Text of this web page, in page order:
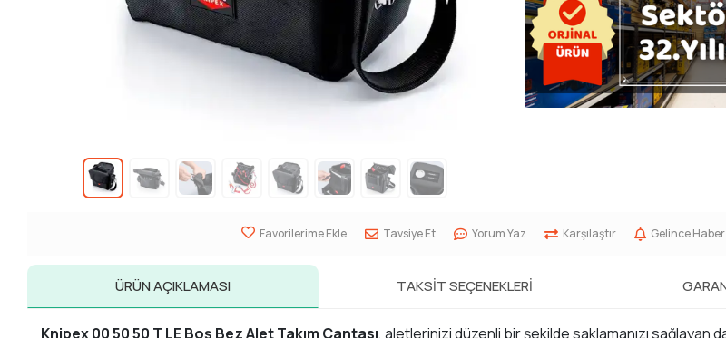
Favorilerime Ekle Tavsiye Et Yorum Yaz Karşılaştır Gelince Haber
ÜRÜN AÇIKLAMASI TAKSIT SEÇENEKLERI
Knipex 00 50 50 T LE Boş Bez Alet Takım Çantası, aletlerinizi düzenli bir şekilde saklamanızı sağlayan